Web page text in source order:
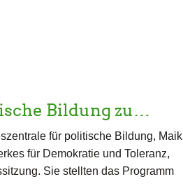
Bildung zu…
für politische Bildung, Maik
für Demokratie und Toleranz,
Sie stellten das Programm